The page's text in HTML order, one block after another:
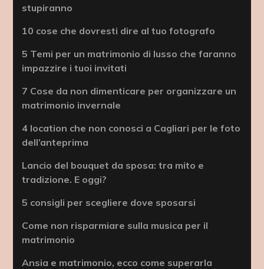
stupiranno
10 cose che dovresti dire al tuo fotografo
5 Temi per un matrimonio di lusso che faranno
impazzire i tuoi invitati
7 Cose da non dimenticare per organizzare un
matrimonio invernale
4 location che non conosci a Cagliari per le foto
dell’anteprima
Lancio del bouquet da sposa: tra mito e
tradizione. E oggi?
5 consigli per scegliere dove sposarsi
Come non risparmiare sulla musica per il
matrimonio
Ansia e matrimonio, ecco come superarla